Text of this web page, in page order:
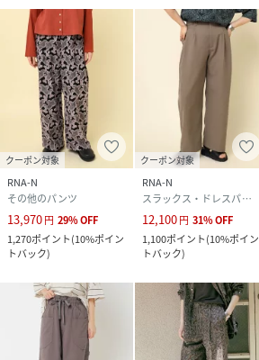
クーポン対象
RNA-N
その他のパンツ
13,970円 29%OFF
1,270ポイント(10%ポイン
トバック)
クーポン対象
RNA-N
スラックス・ドレスパンツ
12,100円 31%OFF
1,100ポイント(10%ポイン
トバック)